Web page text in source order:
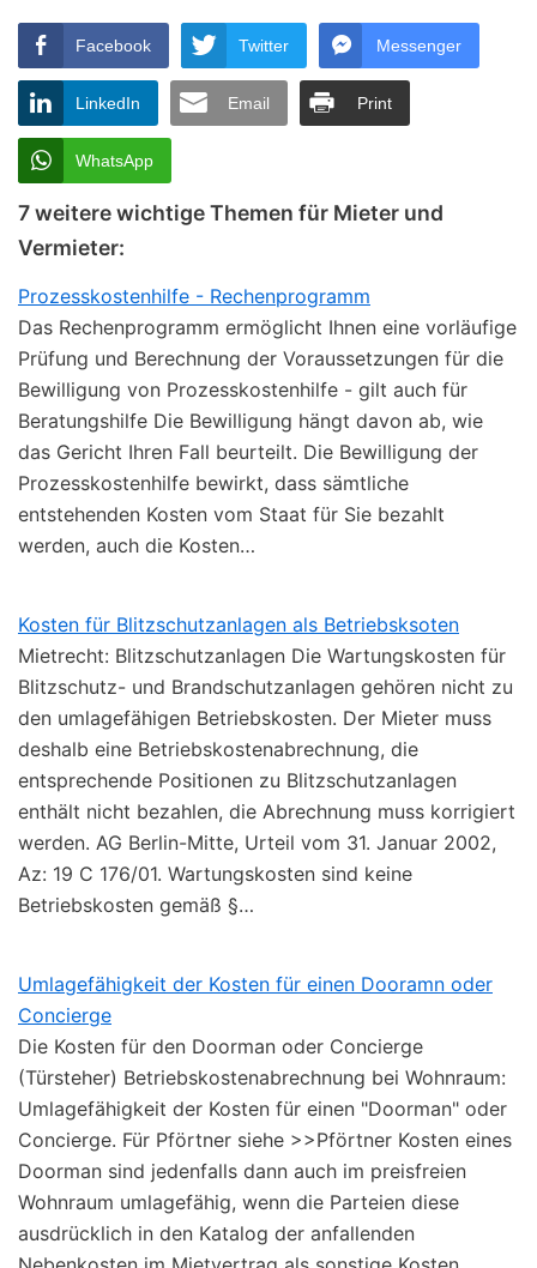
Facebook Twitter Messenger
LinkedIn Email Print
WhatsApp
7 weitere wichtige Themen für Mieter und
Vermieter:
Prozesskostenhilfe - Rechenprogramm
Das Rechenprogramm ermöglicht Ihnen eine vorläufige
Prüfung und Berechnung der Voraussetzungen für die
Bewilligung von Prozesskostenhilfe - gilt auch für
Beratungshilfe Die Bewilligung hängt davon ab, wie
das Gericht Ihren Fall beurteilt. Die Bewilligung der
Prozesskostenhilfe bewirkt, dass sämtliche
entstehenden Kosten vom Staat für Sie bezahlt
werden, auch die Kosten…
Kosten für Blitzschutzanlagen als Betriebsksoten
Mietrecht: Blitzschutzanlagen Die Wartungskosten für
Blitzschutz- und Brandschutzanlagen gehören nicht zu
den umlagefähigen Betriebskosten. Der Mieter muss
deshalb eine Betriebskostenabrechnung, die
entsprechende Positionen zu Blitzschutzanlagen
enthält nicht bezahlen, die Abrechnung muss korrigiert
werden. AG Berlin-Mitte, Urteil vom 31. Januar 2002,
Az: 19 C 176/01. Wartungskosten sind keine
Betriebskosten gemäß §…
Umlagefähigkeit der Kosten für einen Dooramn oder
Concierge
Die Kosten für den Doorman oder Concierge
(Türsteher) Betriebskostenabrechnung bei Wohnraum:
Umlagefähigkeit der Kosten für einen "Doorman" oder
Concierge. Für Pförtner siehe >>Pförtner Kosten eines
Doorman sind jedenfalls dann auch im preisfreien
Wohnraum umlagefähig, wenn die Parteien diese
ausdrücklich in den Katalog der anfallenden